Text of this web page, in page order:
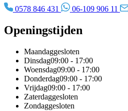
0578 846 431 06-109 906 11
Openingstijden
Maandaggesloten
Dinsdag09:00 - 17:00
Woensdag09:00 - 17:00
Donderdag09:00 - 17:00
Vrijdag09:00 - 17:00
Zaterdaggesloten
Zondaggesloten